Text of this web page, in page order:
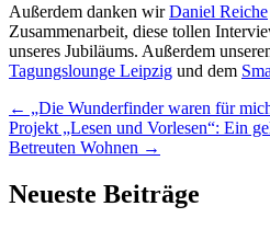
Außerdem danken wirDaniel Reiche
Zusammenarbeit, diese tollen
unseres Jubiläums. Außerdem
Tagungslounge Leipzig und dem
Artikel-
Navigation
← „Die Wunderfinder waren für
Projekt „Lesen und Vorlesen“: Ein
Betreuten Wohnen →
Neueste Beiträge